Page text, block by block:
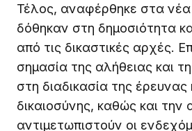
Τέλος, αναφέρθηκε στα νέα
δόθηκαν στη δημοσιότητα
από τις δικαστικές αρχές.
σημασία της αλήθειας και
στη διαδικασία της έρευνας
δικαιοσύνης, καθώς και την
αντιμετωπιστούν οι